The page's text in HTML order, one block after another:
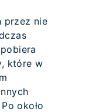
przez nie
które w
około